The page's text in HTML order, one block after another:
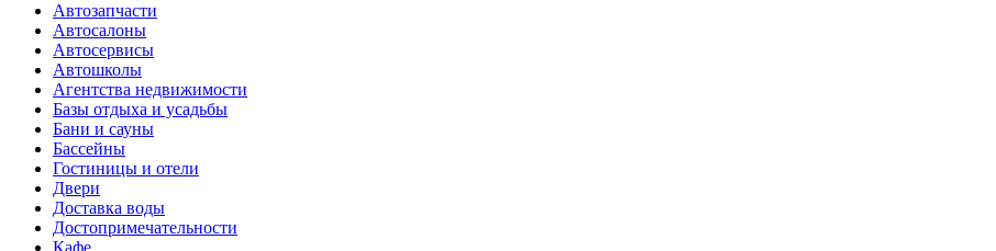
Автозапчасти
Автосалоны
Автосервисы
Автошколы
Агентства недвижимости
Базы отдыха и усадьбы
Бани и сауны
Бассейны
Гостиницы и отели
Двери
Доставка воды
Достопримечательности
Кафе